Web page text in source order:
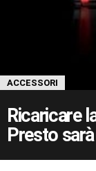
ACCESSORI
Ricaricare
Presto